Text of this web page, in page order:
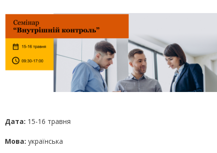
Дата: 15-16 травня
Мова: українська